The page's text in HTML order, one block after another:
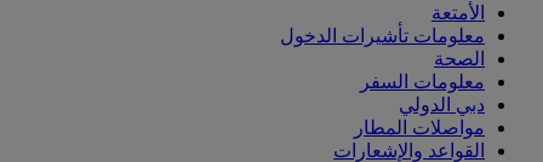
الأمتعة
معلومات تأشيرات الدخول
الصحة
معلومات السفر
دبي الدولي
مواصلات المطار
القواعد والإشعارات